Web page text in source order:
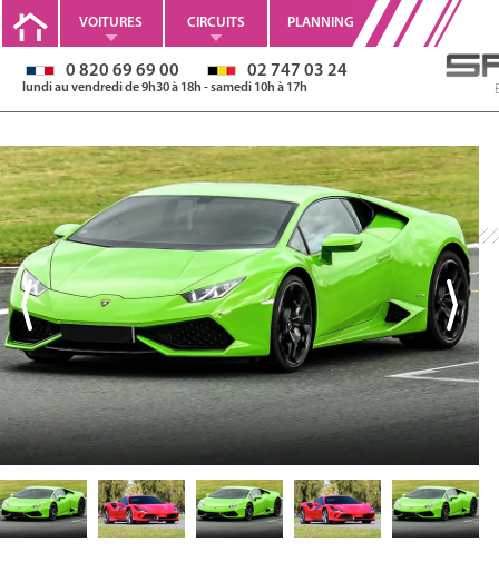
VOITURES CIRCUITS PLANNING
0 820 69 69 00 02 747 03 24
lundi au vendredi de 9h30 à 18h - samedi 10h à 17h